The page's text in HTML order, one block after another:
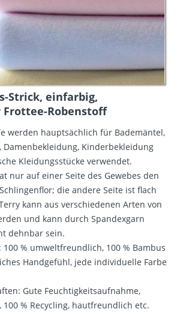
Strick, einfarbig,
Frottee-Robenstoff
werden hauptsächlich für Bademäntel,
Damenbekleidung, Kinderbekleidung
Kleidungsstücke verwendet.
nur auf einer Seite des Gewebes den
die andere Seite ist flach
kann aus verschiedenen Arten von
und kann durch Spandexgarn
dehnbar sein.
% umweltfreundlich, 100 % Bambus
Handgefühl, jede individuelle Farbe
Gute Feuchtigkeitsaufnahme,
% Recycling, hautfreundlich etc.